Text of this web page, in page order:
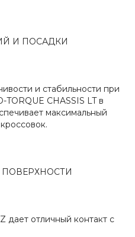
И ПОСАДКИ
и стабильности при
CHASSIS LT в
максимальный
дает отличный контакт с